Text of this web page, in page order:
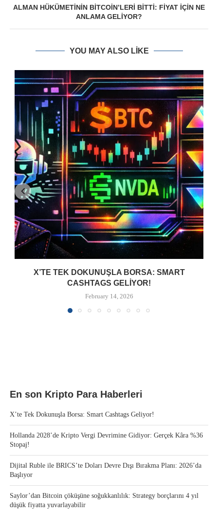
ALMAN HÜKÜMETININ BITCOIN’LERI BITTI: FIYAT IÇIN NE
ANLAMA GELIYOR?
YOU MAY ALSO LIKE
X’TE TEK DOKUNUŞLA BORSA: SMART
CASHTAGS GELIYOR!
February 14, 2026
En son Kripto Para Haberleri
X’te Tek Dokunuşla Borsa: Smart Cashtags Geliyor!
Hollanda 2028’de Kripto Vergi Devrimine Gidiyor: Gerçek Kâra %36
Stopaj!
Dijital Ruble ile BRICS’te Doları Devre Dışı Bırakma Planı: 2026’da
Başlıyor
Saylor’dan Bitcoin çöküşüne soğukkanlılık: Strategy borçlarını 4 yıl
düşük fiyatta yuvarlayabilir